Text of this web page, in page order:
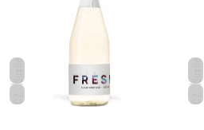
CZ
Suché
CZ
Suché